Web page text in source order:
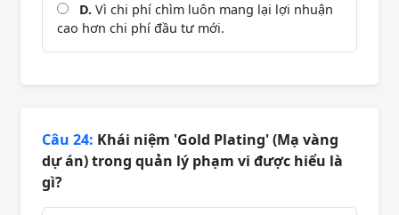
D. Vì chi phí chìm luôn mang lại lợi nhuận
cao hơn chi phí đầu tư mới.
Câu 24: Khái niệm 'Gold Plating' (Mạ vàng
dự án) trong quản lý phạm vi được hiểu là
gì?